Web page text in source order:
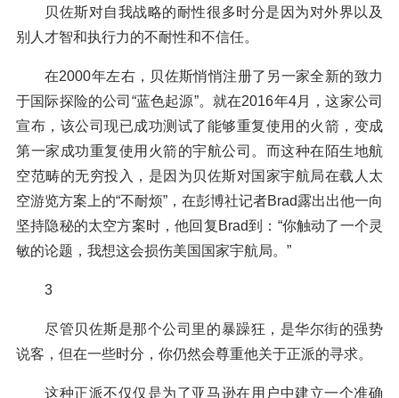
贝佐斯对自我战略的耐性很多时分是因为对外界以及
别人才智和执行力的不耐性和不信任。
在2000年左右，贝佐斯悄悄注册了另一家全新的致力
于国际探险的公司“蓝色起源”。就在2016年4月，这家公司
宣布，该公司现已成功测试了能够重复使用的火箭，变成
第一家成功重复使用火箭的宇航公司。而这种在陌生地航
空范畴的无穷投入，是因为贝佐斯对国家宇航局在载人太
空游览方案上的“不耐烦”，在彭博社记者Brad露出出他一向
坚持隐秘的太空方案时，他回复Brad到：“你触动了一个灵
敏的论题，我想这会损伤美国国家宇航局。”
3
尽管贝佐斯是那个公司里的暴躁狂，是华尔街的强势
说客，但在一些时分，你仍然会尊重他关于正派的寻求。
这种正派不仅仅是为了亚马逊在用户中建立一个准确